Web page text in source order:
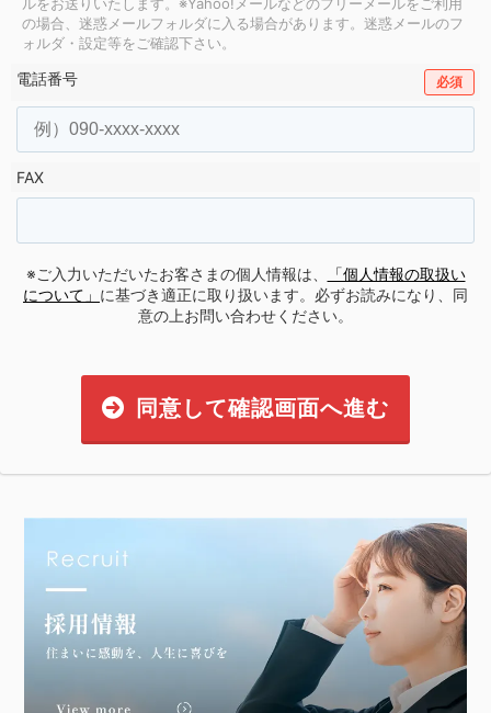
の場合、迷惑メールフォルダに入る場合があります。 迷惑メールのフ
ォルダ・設定等をご確認下さい。
電話番号 必須
FAX
※ご入力いただいたお客さまの個人情報は、
「個人情報の取扱い
について」 に基づき適正に取り扱います。必ずお読みになり、同
意の上お問い合わせください。
同意して確認画面へ進む